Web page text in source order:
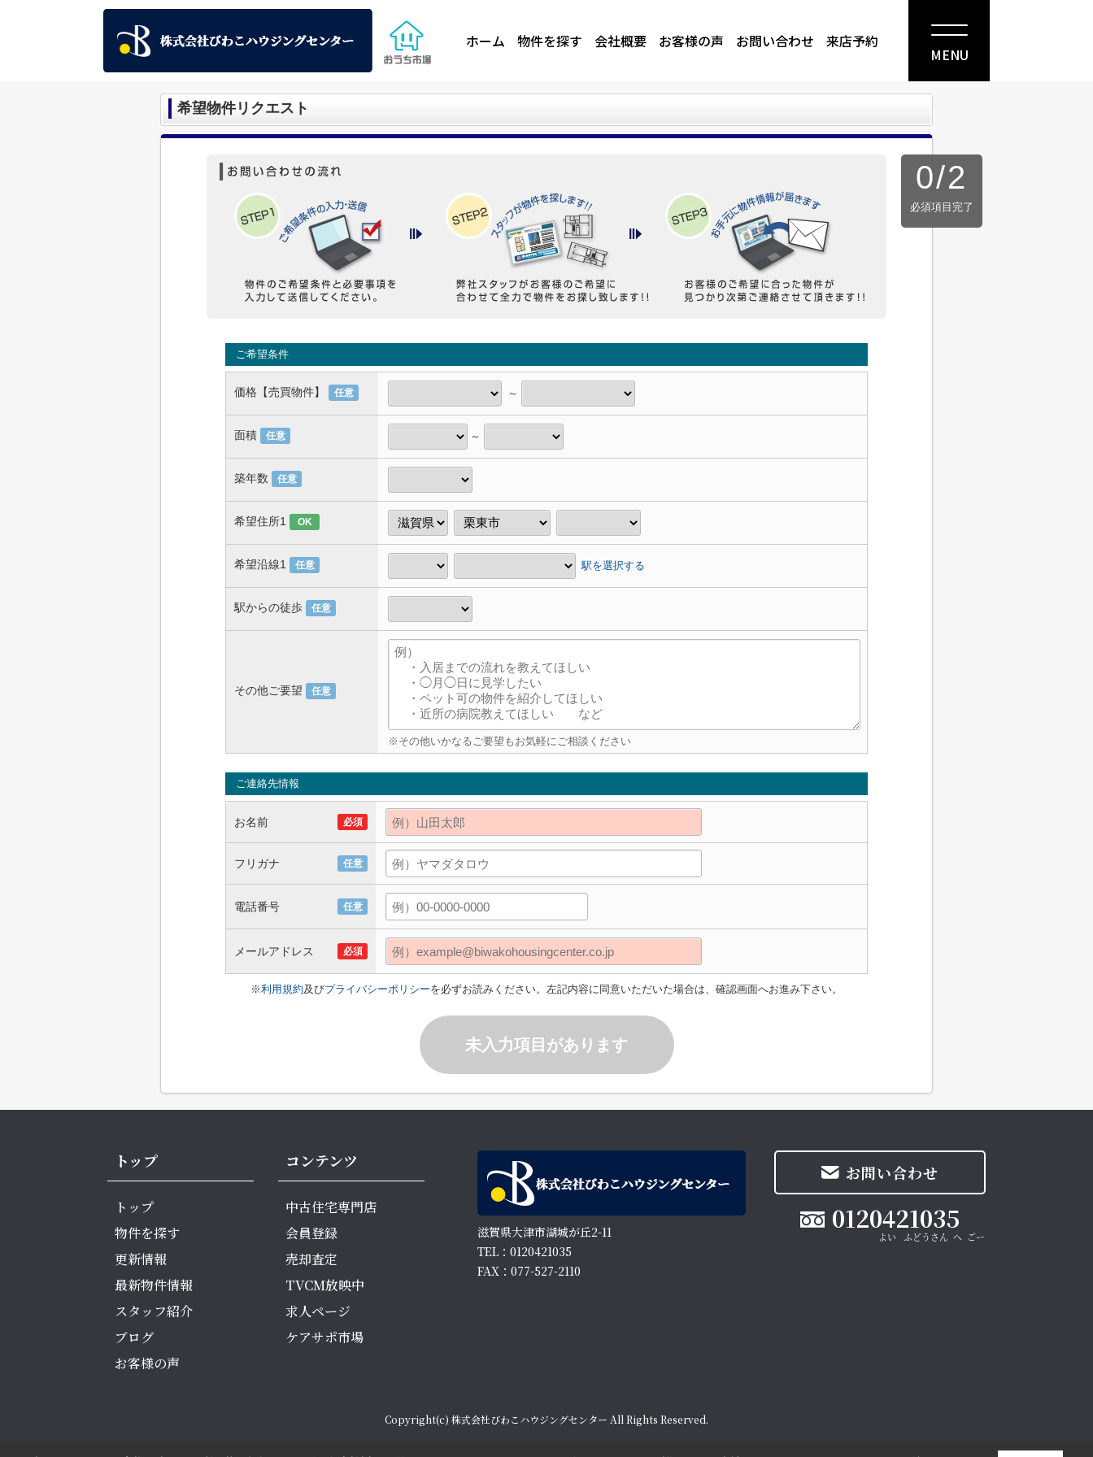
ホーム 物件を探す 会社概要 お客様の声 お問い合わせ 来店予約
MENU
希望物件リクエスト
0/2
必須項目完了
ご希望条件
価格【売買物件】 任意 ～
面積 任意 ～
築年数 任意
希望住所1 OK
希望沿線1 任意 駅を選択する
駅からの徒歩 任意
その他ご要望 任意
※その他いかなるご要望もお気軽にご相談ください
ご連絡先情報
お名前 必須
フリガナ 任意
電話番号 任意
メールアドレス 必須
※利用規約及びプライバシーポリシーを必ずお読みください。左記内容に同意いただいた場合は、確認画面へお進み下さい。
未入力項目があります
トップ
トップ
物件を探す
更新情報
最新物件情報
スタッフ紹介
ブログ
お客様の声
コンテンツ
中古住宅専門店
会員登録
売却査定
TVCM放映中
求人ページ
ケアサポ市場
滋賀県大津市湖城が丘2-11
TEL：0120421035
FAX：077-527-2110
お問い合わせ
0120421035
Copyright(c) 株式会社びわこハウジングセンター All Rights Reserved.